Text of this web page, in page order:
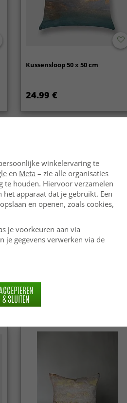
Kussensloop 50 x 50 cm
24.99 €
24.99 €
winkelervaring te
en Meta – zie alle organisaties
te houden. Hiervoor verzamelen
apparaat dat je gebruikt. Een
en openen, zoals cookies,
je voorkeuren aan via
je gegevens verwerken via de
& SLUITEN